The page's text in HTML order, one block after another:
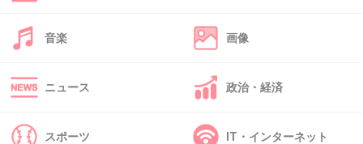
+7
グレンはいるよ。42の部長だよ、、
音楽 画像
ニュース 政治・経済
スポーツ IT・インターネット